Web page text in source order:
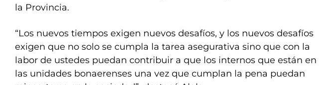
la Provincia.
“Los nuevos tiempos exigen nuevos desafíos, y los nuevos desafíos
exigen que no solo se cumpla la tarea asegurativa sino que con la
labor de ustedes puedan contribuir a que los internos que están en
las unidades bonaerenses una vez que cumplan la pena puedan